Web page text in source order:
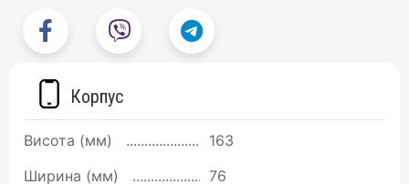
Корпус
Висота (мм)
163
Ширина (мм)
76